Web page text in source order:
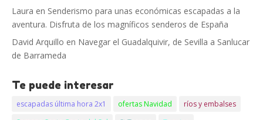
Laura en Senderismo para unas económicas escapadas a la
aventura. Disfruta de los magníficos senderos de España
David Arquillo en Navegar el Guadalquivir, de Sevilla a Sanlucar
de Barrameda
Te puede interesar
escapadas última hora 2x1 ofertas Navidad
ríos y embalses